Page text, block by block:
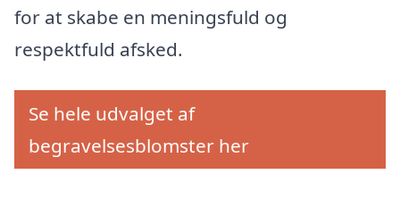
for at skabe en meningsfuld og
respektfuld afsked.
Se hele udvalget af
begravelsesblomster her